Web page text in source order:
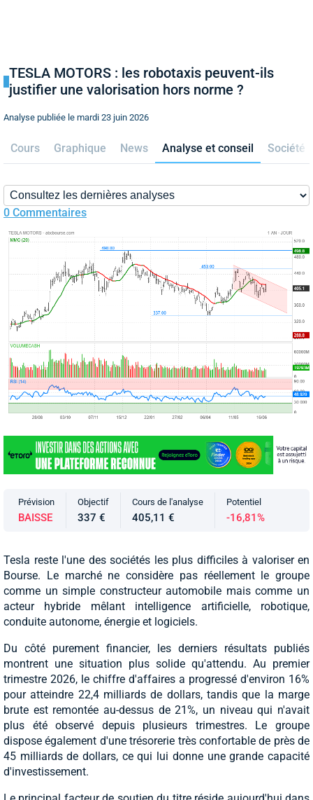
TESLA MOTORS : les robotaxis peuvent-ils
justifier une valorisation hors norme ?
Analyse publiée le mardi 23 juin 2026
Cours Graphique News Analyse et conseil Société
0 Commentaires
Prévision
BAISSE
Objectif
337 €
Cours de l'analyse
405,11 €
Potentiel
-16,81%
Tesla reste l'une des sociétés les plus difficiles à valoriser en
Bourse. Le marché ne considère pas réellement le groupe
comme un simple constructeur automobile mais comme un
acteur hybride mêlant intelligence artificielle, robotique,
conduite autonome, énergie et logiciels.
Du côté purement financier, les derniers résultats publiés
montrent une situation plus solide qu'attendu. Au premier
trimestre 2026, le chiffre d'affaires a progressé d'environ 16%
pour atteindre 22,4 milliards de dollars, tandis que la marge
brute est remontée au-dessus de 21%, un niveau qui n'avait
plus été observé depuis plusieurs trimestres. Le groupe
dispose également d'une trésorerie très confortable de près de
45 milliards de dollars, ce qui lui donne une grande capacité
d'investissement.